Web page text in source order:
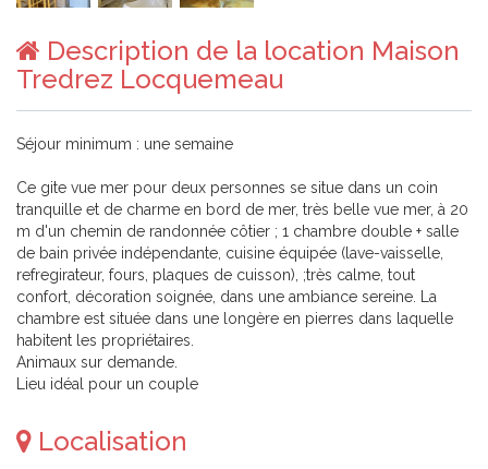
Description de la location Maison
Tredrez Locquemeau
Séjour minimum : une semaine
Ce gite vue mer pour deux personnes se situe dans un coin
tranquille et de charme en bord de mer, très belle vue mer, à 20
m d'un chemin de randonnée côtier ; 1 chambre double + salle
de bain privée indépendante, cuisine équipée (lave-vaisselle,
refregirateur, fours, plaques de cuisson), ;très calme, tout
confort, décoration soignée, dans une ambiance sereine. La
chambre est située dans une longère en pierres dans laquelle
habitent les propriétaires.
Animaux sur demande.
Lieu idéal pour un couple
Localisation